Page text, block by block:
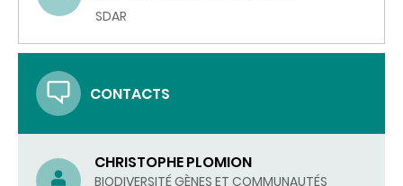
SDAR
CONTACTS
CHRISTOPHE PLOMION
BIODIVERSITÉ GÈNES ET COMMUNAUTÉS